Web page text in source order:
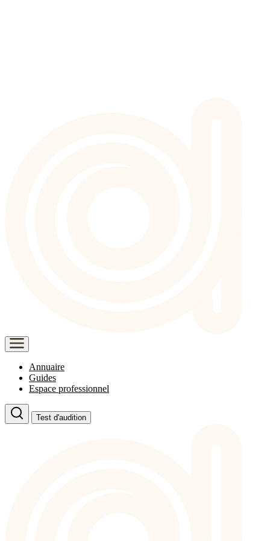
Annuaire
Guides
Espace professionnel
Test d'audition